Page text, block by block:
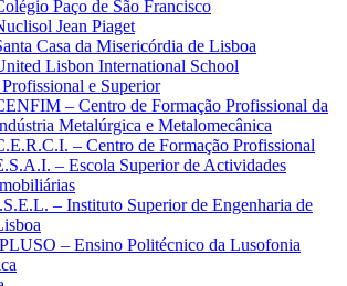
Paço de São Francisco
Jean Piaget
Casa da Misericórdia de Lisboa
Lisbon International School
e Superior
– Centro de Formação Profissional da
Metalúrgica e Metalomecânica
– Centro de Formação Profissional
– Escola Superior de Actividades
– Instituto Superior de Engenharia de
– Ensino Politécnico da Lusofonia